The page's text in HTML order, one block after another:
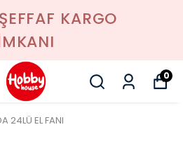
KARGO
0
24LÜ EL FANI